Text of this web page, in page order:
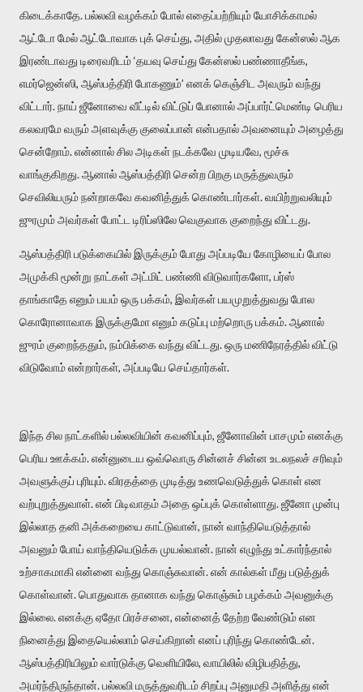
கிடைக்காதே. பல்லவி வழக்கம் போல் எதைப்பற்றியும் யோசிக்காமல்
ஆட்டோ மேல் ஆட்டோவாக புக் செய்து, அதில் முதலாவது கேன்ஸல் ஆக
இரண்டாவது டிரைவரிடம் ‘தயவு செய்து கேன்ஸல் பண்ணாதீங்க,
எமர்ஜென்ஸி, ஆஸ்பத்திரி போகணும்’ எனக் கெஞ்சிட அவரும் வந்து
விட்டார். நாய் ஜீனோவை வீட்டில் விட்டுப் போனால் அப்பார்ட்மெண்டி பெரிய
கலவரமே வரும் அளவுக்கு குலைப்பான் என்பதால் அவனையும் அழைத்து
சென்றோம். என்னால் சில அடிகள் நடக்கவே முடியவே, மூச்சு
வாங்குகிறது. ஆனால் ஆஸ்பத்திரி சென்ற பிறகு மருத்துவரும்
செவிலியரும் நன்றாகவே கவனித்துக் கொண்டார்கள். வயிற்றுவலியும்
ஜுரமும் அவர்கள் போட்ட டிரிப்ஸிலே வெகுவாக குறைந்து விட்டது.
ஆஸ்பத்திரி படுக்கையில் இருக்கும் போது அப்படியே கோழியைப் போல
அமுக்கி மூன்று நாட்கள் அட்மிட் பண்ணி விடுவார்களோ, பர்ஸ்
தாங்காதே எனும் பயம் ஒரு பக்கம், இவர்கள் பயமுறுத்துவது போல
கொரோனாவாக இருக்குமோ எனும் கடுப்பு மற்றொரு பக்கம். ஆனால்
ஜுரம் குறைந்ததும், நம்பிக்கை வந்து விட்டது. ஒரு மணிநேரத்தில் விட்டு
விடுவோம் என்றார்கள், அப்படியே செய்தார்கள்.
இந்த சில நாட்களில் பல்லவியின் கவனிப்பும், ஜீனோவின் பாசமும் எனக்கு
பெரிய ஊக்கம். என்னுடைய ஒவ்வொரு சின்னச் சின்ன உடலநலச் சரிவும்
அவளுக்குப் புரியும். விரதத்தை முடித்து உணவெடுத்துக் கொள் என
வற்புறுத்துவாள். என் பிடிவாதம் அதை ஒப்புக் கொள்ளாது. ஜீனோ முன்பு
இல்லாத தனி அக்கறையை காட்டுவான், நான் வாந்தியெடுத்தால்
அவனும் போய் வாந்தியெடுக்க முயல்வான். நான் எழுந்து உட்கார்ந்தால்
உற்சாகமாகி என்னை வந்து கொஞ்சுவான். என் கால்கள் மீது படுத்துக்
கொள்வான். பொதுவாக தானாக வந்து கொஞ்சும் பழக்கம் அவனுக்கு
இல்லை. எனக்கு ஏதோ பிரச்சனை, என்னைத் தேற்ற வேண்டும் என
நினைத்து இதையெல்லாம் செய்கிறான் எனப் புரிந்து கொண்டேன்.
ஆஸ்பத்திரியிலும் வார்டுக்கு வெளியிலே, வாயிலில் விழிபதித்து,
அமர்ந்திருந்தான். பல்லவி மருத்துவரிடம் சிறப்பு அனுமதி அளித்து என்